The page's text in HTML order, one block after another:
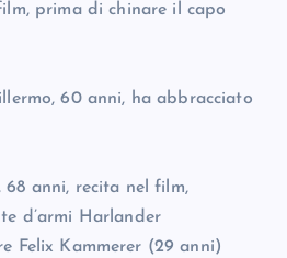
prima di chinare il capo
60 anni, ha abbracciato
anni, recita nel film,
d’armi Harlander
Felix Kammerer (29 anni)